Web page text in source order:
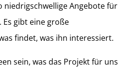
Angebote für
gibt eine große
findet, was ihn interessiert.
sein, was das Projekt für uns